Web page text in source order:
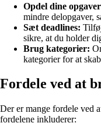
Opdel dine
mindre delopgaver,
Sæt deadlines:
sikre, at du holder
Brug kategorier:
kategorier for at
Fordele ved at
Der er mange fordele ved
fordelene inkluderer: